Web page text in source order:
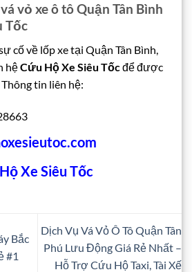
vỏ xe ô tô Quận Tân Bình
Tốc
cố về lốp xe tại Quận Tân Bình,
hệCứu Hộ Xe Siêu Tốcđể được
tin liên hệ:
Xe Siêu Tốc
Bắc
#1
Dịch Vụ Vá Vỏ Ô Tô Quận Tân
Phú Lưu Động Giá Rẻ Nhất –
Hỗ Trợ Cứu Hộ Taxi, Tài Xế